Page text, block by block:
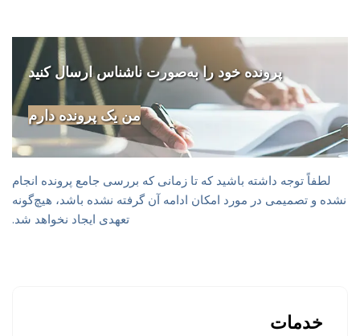
خدمات
لطفاً توجه داشته باشید که تا زمانی که بررسی جامع پرونده انجام
نشده و تصمیمی در مورد امکان ادامه آن گرفته نشده باشد، هیچ‌گونه
تعهدی ایجاد نخواهد شد.
پرونده خود را به‌صورت ناشناس ارسال کنید
من یک پرونده دارم